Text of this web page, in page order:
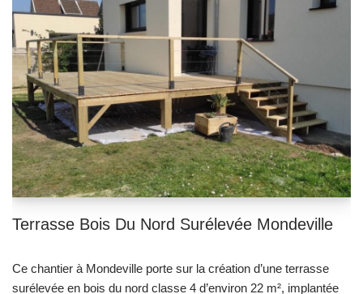
Terrasse Bois Du Nord Surélevée Mondeville
Ce chantier à Mondeville porte sur la création d’une terrasse
surélevée en bois du nord classe 4 d’environ 22 m², implantée